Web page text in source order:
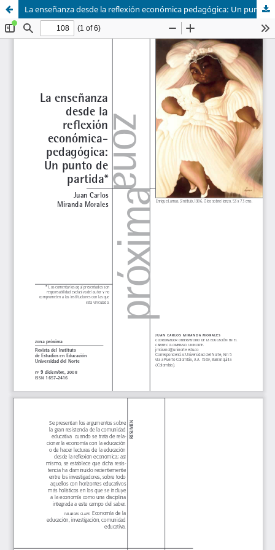
La enseñanza desde la reflexión económica pedagógica: Un punto de partida.